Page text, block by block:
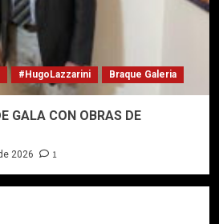
#HugoLazzarini Braque Galeria
GALA CON OBRAS DE
2026 1